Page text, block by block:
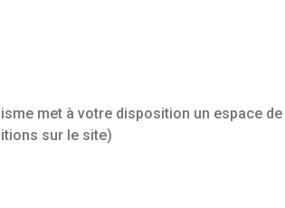
met à votre disposition un espace de
sur le site)